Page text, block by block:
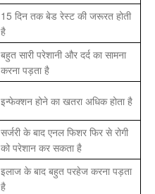
15 दिन तक बेड रेस्ट की जरूरत होती
है
बहुत सारी परेशानी और दर्द का सामना
करना पड़ता है
इन्फेक्शन होने का खतरा अधिक होता है
सर्जरी के बाद एनल फिशर फिर से रोगी
को परेशान कर सकता है
इलाज के बाद बहुत परहेज करना पड़ता
है